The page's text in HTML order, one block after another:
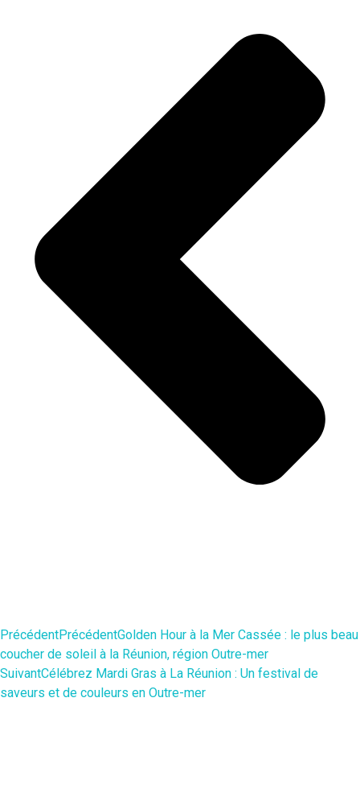
PrécédentPrécédentGolden Hour à la Mer Cassée : le plus beau
coucher de soleil à la Réunion, région Outre-mer
SuivantCélébrez Mardi Gras à La Réunion : Un festival de
saveurs et de couleurs en Outre-mer